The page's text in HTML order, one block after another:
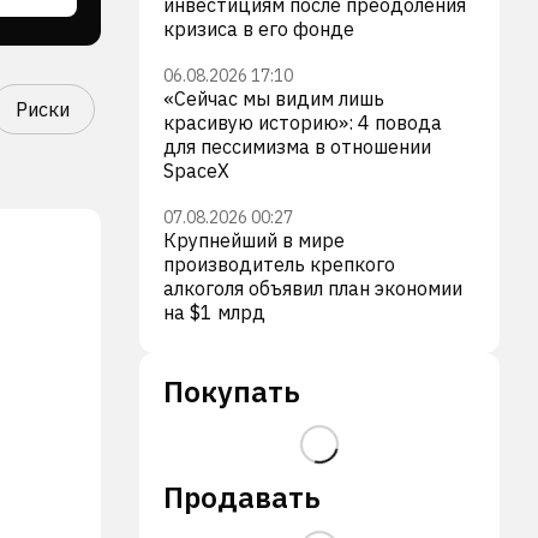
Риски
инвестициям после преодоления
кризиса в его фонде
06.08.2026 17:10
«Сейчас мы видим лишь
красивую историю»: 4 повода
для пессимизма в отношении
SpaceX
07.08.2026 00:27
Крупнейший в мире
производитель крепкого
алкоголя объявил план экономии
на $1 млрд
Покупать
Продавать